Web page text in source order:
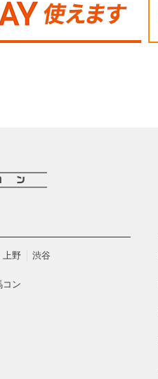
上野 渋谷
コン